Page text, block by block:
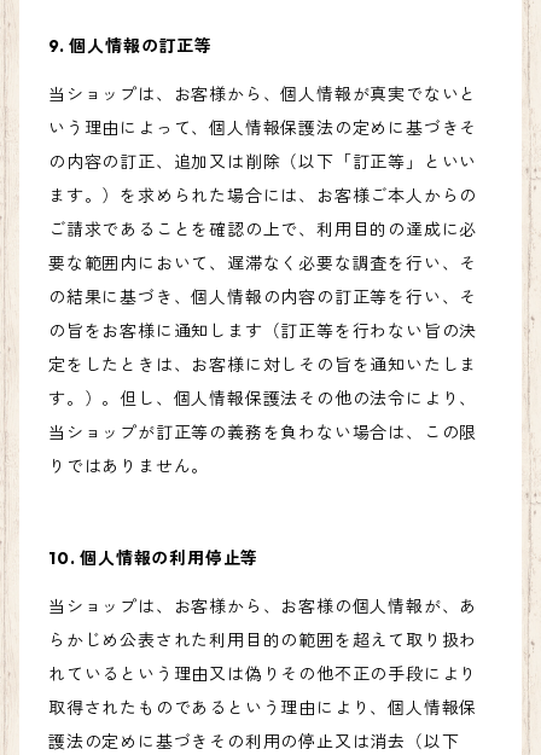
9. 個人情報の訂正等
当ショップは、お客様から、個人情報が真実でないと
いう理由によって、個人情報保護法の定めに基づきそ
の内容の訂正、追加又は削除（以下「訂正等」といい
ます。）を求められた場合には、お客様ご本人からの
ご請求であることを確認の上で、利用目的の達成に必
要な範囲内において、遅滞なく必要な調査を行い、そ
の結果に基づき、個人情報の内容の訂正等を行い、そ
の旨をお客様に通知します（訂正等を行わない旨の決
定をしたときは、お客様に対しその旨を通知いたしま
す。）。但し、個人情報保護法その他の法令により、
当ショップが訂正等の義務を負わない場合は、この限
りではありません。
10. 個人情報の利用停止等
当ショップは、お客様から、お客様の個人情報が、あ
らかじめ公表された利用目的の範囲を超えて取り扱わ
れているという理由又は偽りその他不正の手段により
取得されたものであるという理由により、個人情報保
護法の定めに基づきその利用の停止又は消去（以下